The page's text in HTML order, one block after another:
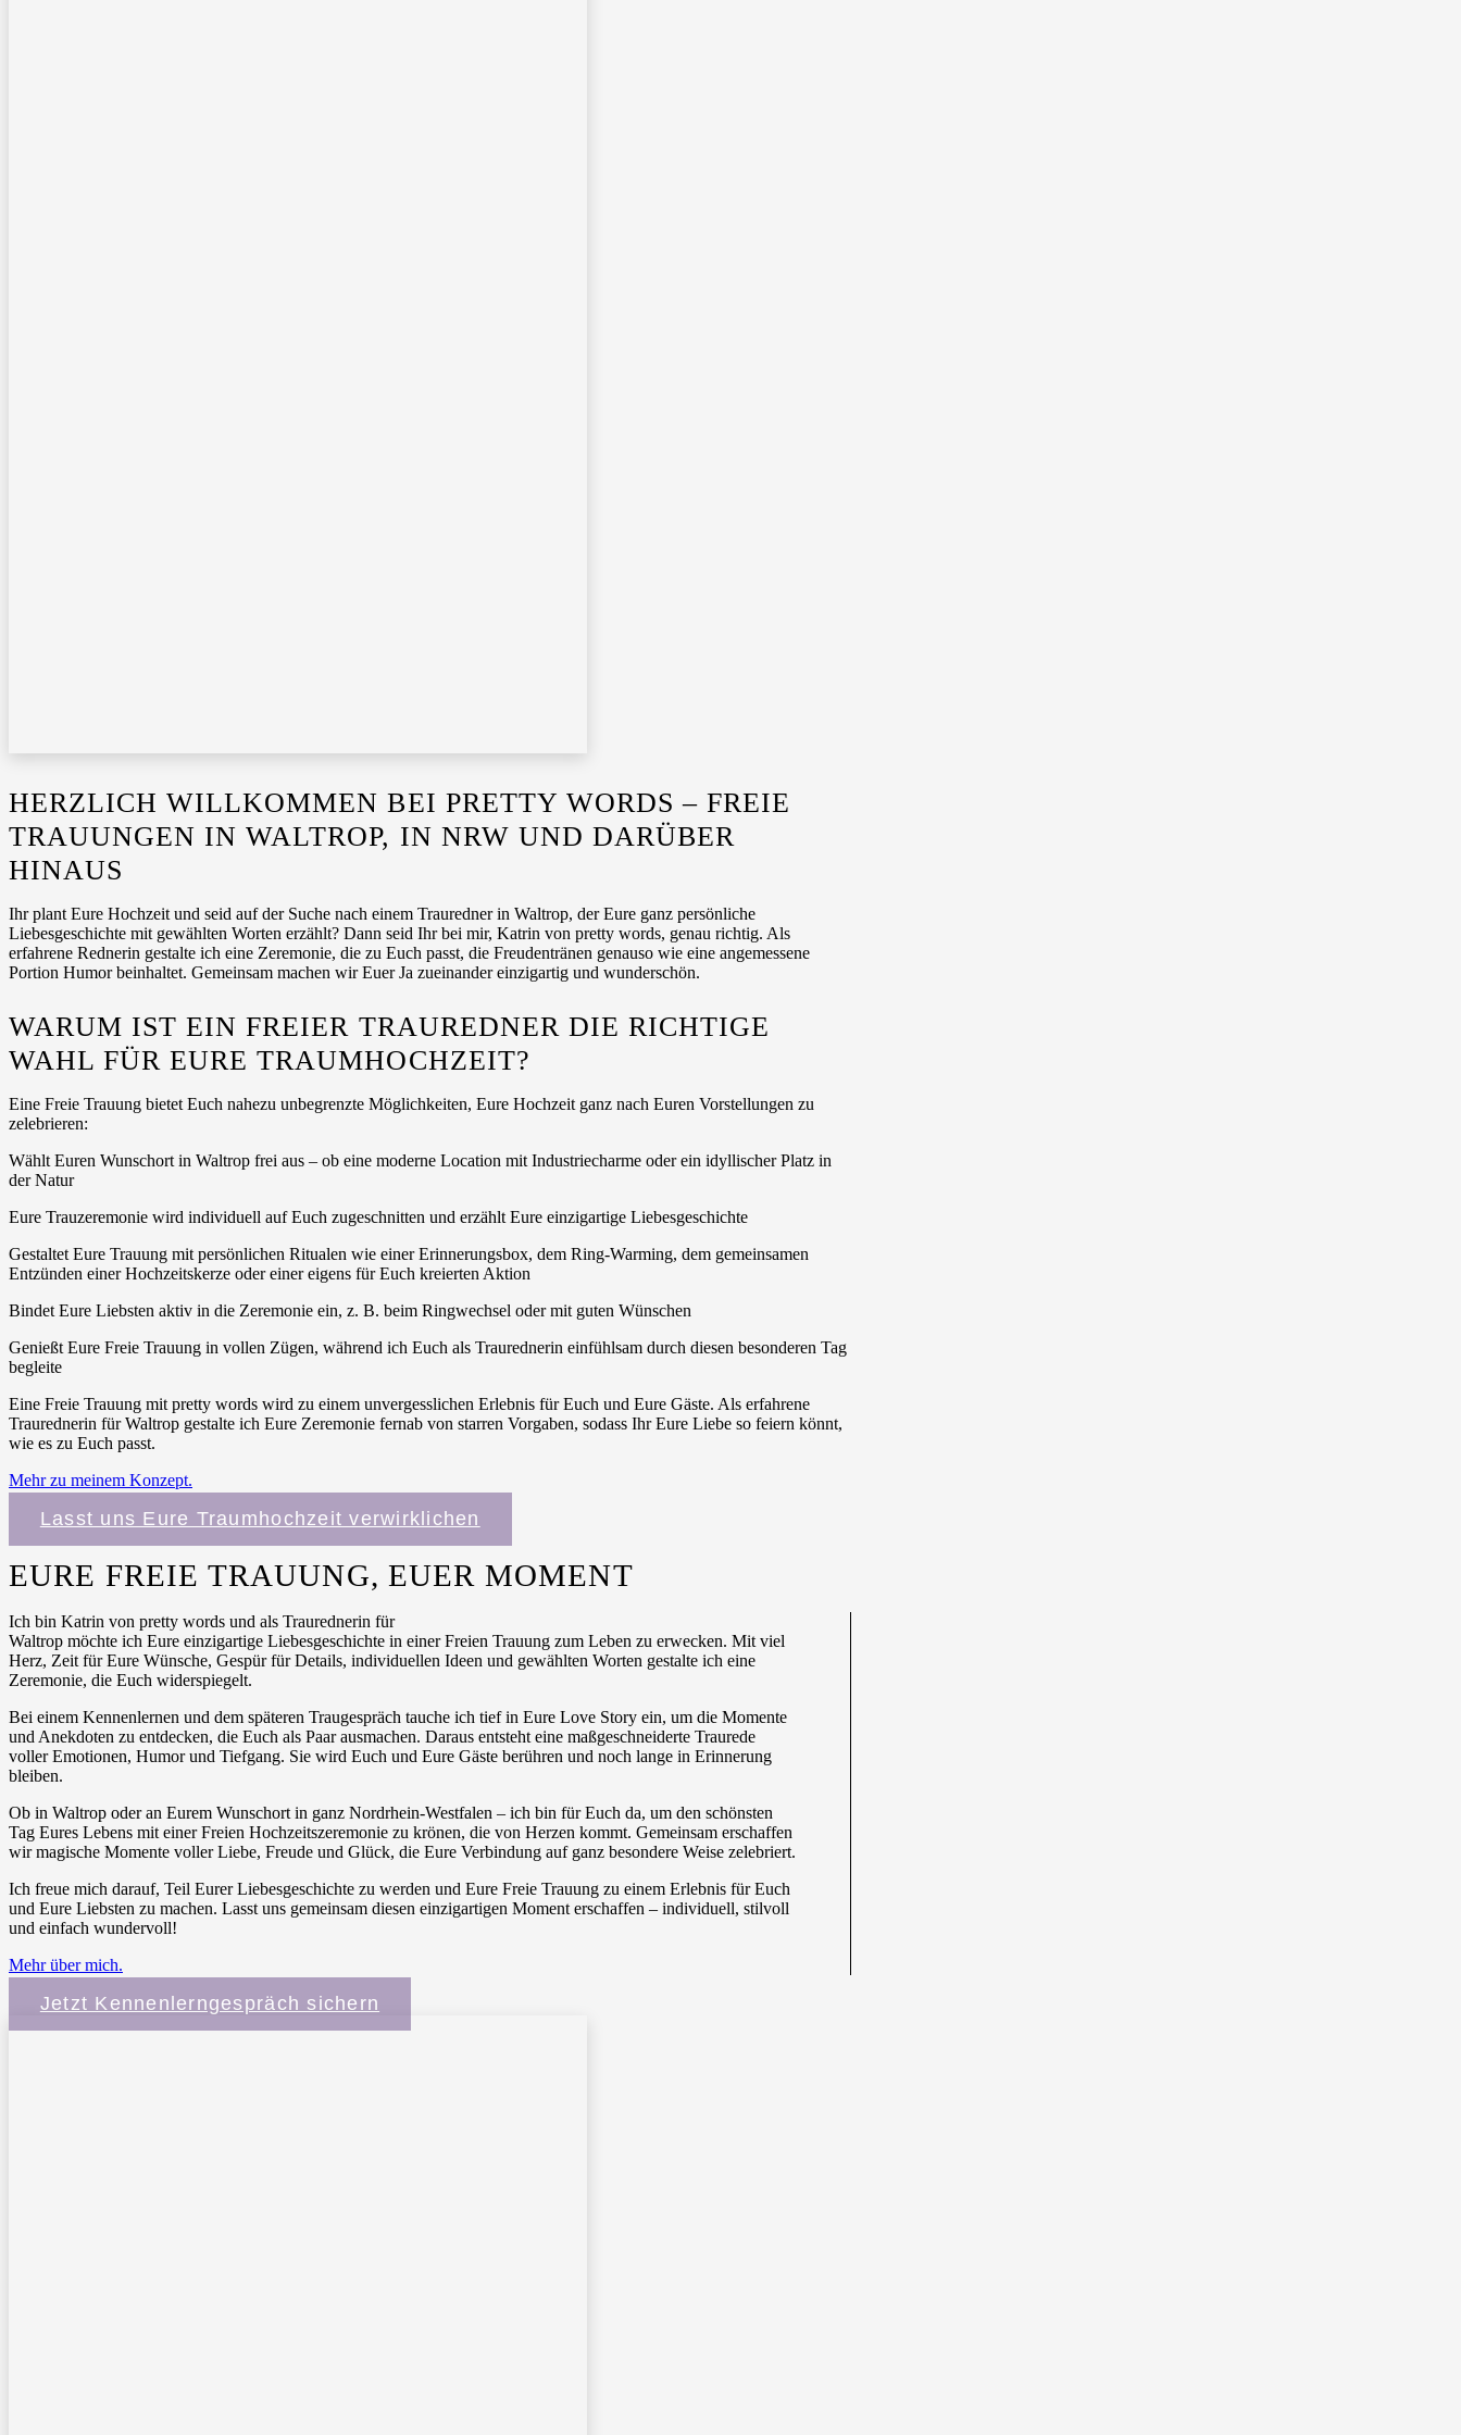
HERZLICH WILLKOMMEN BEI PRETTY WORDS – FREIE
TRAUUNGEN IN WALTROP, IN NRW UND DARÜBER
HINAUS
Ihr plant Eure Hochzeit und seid auf der Suche nach einem Trauredner in Waltrop, der Eure ganz persönliche
Liebesgeschichte mit gewählten Worten erzählt? Dann seid Ihr bei mir, Katrin von pretty words, genau richtig. Als
erfahrene Rednerin gestalte ich eine Zeremonie, die zu Euch passt, die Freudentränen genauso wie eine angemessene
Portion Humor beinhaltet. Gemeinsam machen wir Euer Ja zueinander einzigartig und wunderschön.
WARUM IST EIN FREIER TRAUREDNER DIE RICHTIGE
WAHL FÜR EURE TRAUMHOCHZEIT?
Eine Freie Trauung bietet Euch nahezu unbegrenzte Möglichkeiten, Eure Hochzeit ganz nach Euren Vorstellungen zu
zelebrieren:
Wählt Euren Wunschort in Waltrop frei aus – ob eine moderne Location mit Industriecharme oder ein idyllischer Platz in
der Natur
Eure Trauzeremonie wird individuell auf Euch zugeschnitten und erzählt Eure einzigartige Liebesgeschichte
Gestaltet Eure Trauung mit persönlichen Ritualen wie einer Erinnerungsbox, dem Ring-Warming, dem gemeinsamen
Entzünden einer Hochzeitskerze oder einer eigens für Euch kreierten Aktion
Bindet Eure Liebsten aktiv in die Zeremonie ein, z. B. beim Ringwechsel oder mit guten Wünschen
Genießt Eure Freie Trauung in vollen Zügen, während ich Euch als Traurednerin einfühlsam durch diesen besonderen Tag
begleite
Eine Freie Trauung mit pretty words wird zu einem unvergesslichen Erlebnis für Euch und Eure Gäste. Als erfahrene
Traurednerin für Waltrop gestalte ich Eure Zeremonie fernab von starren Vorgaben, sodass Ihr Eure Liebe so feiern könnt,
wie es zu Euch passt.
Mehr zu meinem Konzept.
Lasst uns Eure Traumhochzeit verwirklichen
EURE FREIE TRAUUNG, EUER MOMENT
Ich bin Katrin von pretty words und als Traurednerin für
Waltrop möchte ich Eure einzigartige Liebesgeschichte in einer Freien Trauung zum Leben zu erwecken. Mit viel
Herz, Zeit für Eure Wünsche, Gespür für Details, individuellen Ideen und gewählten Worten gestalte ich eine
Zeremonie, die Euch widerspiegelt.
Bei einem Kennenlernen und dem späteren Traugespräch tauche ich tief in Eure Love Story ein, um die Momente
und Anekdoten zu entdecken, die Euch als Paar ausmachen. Daraus entsteht eine maßgeschneiderte Traurede
voller Emotionen, Humor und Tiefgang. Sie wird Euch und Eure Gäste berühren und noch lange in Erinnerung
bleiben.
Ob in Waltrop oder an Eurem Wunschort in ganz Nordrhein-Westfalen – ich bin für Euch da, um den schönsten
Tag Eures Lebens mit einer Freien Hochzeitszeremonie zu krönen, die von Herzen kommt. Gemeinsam erschaffen
wir magische Momente voller Liebe, Freude und Glück, die Eure Verbindung auf ganz besondere Weise zelebriert.
Ich freue mich darauf, Teil Eurer Liebesgeschichte zu werden und Eure Freie Trauung zu einem Erlebnis für Euch
und Eure Liebsten zu machen. Lasst uns gemeinsam diesen einzigartigen Moment erschaffen – individuell, stilvoll
und einfach wundervoll!
Mehr über mich.
Jetzt Kennenlerngespräch sichern